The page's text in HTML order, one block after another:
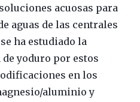
acuosas para
aguas de las centrales
ha estudiado la
yoduro por estos
en los
aluminio y